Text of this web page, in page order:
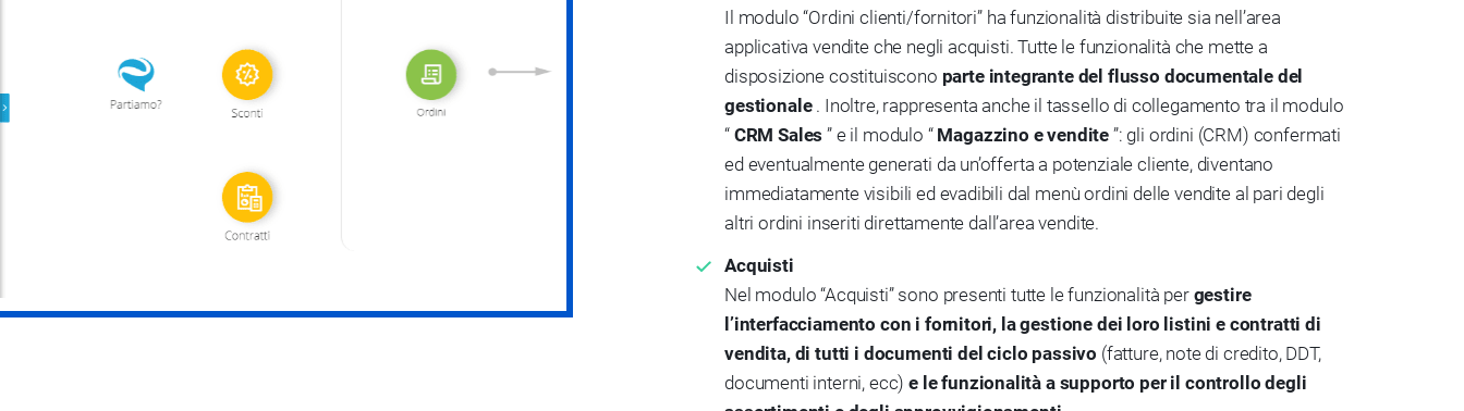
Il modulo “Ordini clienti/fornitori” ha funzionalità distribuite sia nell’area
applicativa vendite che negli acquisti. Tutte le funzionalità che mette a
disposizione costituiscono parte integrante del flusso documentale del
gestionale . Inoltre, rappresenta anche il tassello di collegamento tra il modulo
“ CRM Sales” e il modulo “ Magazzino e vendite ”: gli ordini (CRM) confermati
ed eventualmente generati da un’offerta a potenziale cliente, diventano
immediatamente visibili ed evadibili dal menù ordini delle vendite al pari degli
altri ordini inseriti direttamente dall’area vendite.
Acquisti
Nel modulo “Acquisti” sono presenti tutte le funzionalità per gestire
l’interfacciamento con i fornitori, la gestione dei loro listini e contratti di
vendita, di tutti i documenti del ciclo passivo (fatture, note di credito, DDT,
documenti interni, ecc)e le funzionalità a supporto per il controllo degli